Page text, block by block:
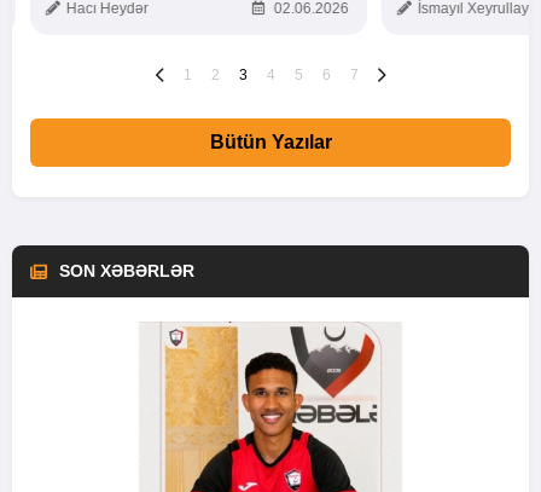
Hacı Heydər 02.06.2026 İsmayıl
1 2 3 4 5 6 7
Bütün Yazılar
SON XƏBƏRLƏR